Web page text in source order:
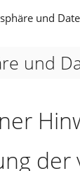
und
und
der